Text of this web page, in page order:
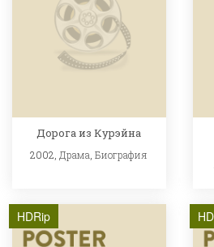
Дорога из Курэйна
2002, Драма ,Биография
HDRip